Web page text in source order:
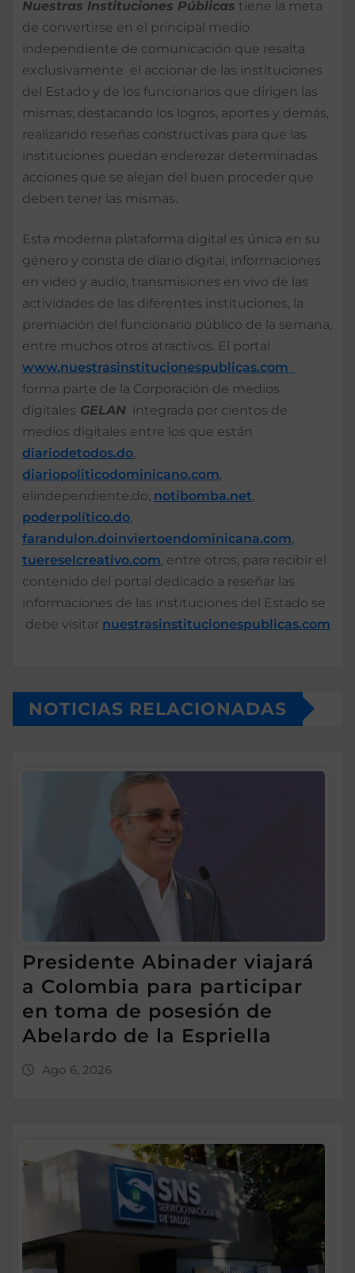
Nuestras Instituciones Públicas tiene la meta
de convertirse en el principal medio
independiente de comunicación que resalta
exclusivamente el accionar de las instituciones
del Estado y de los funcionarios que dirigen las
mismas; destacando los logros, aportes y demás,
realizando reseñas constructivas para que las
instituciones puedan enderezar determinadas
acciones que se alejan del buen proceder que
deben tener las mismas.
Esta moderna plataforma digital es única en su
género y consta de diario digital, informaciones
en video y audio, transmisiones en vivo de las
actividades de las diferentes instituciones, la
premiación del funcionario público de la semana,
entre muchos otros atractivos. El portal
www.nuestrasinstitucionespublicas.com
forma parte de la Corporación de medios
digitales GELAN integrada por cientos de
medios digitales entre los que están
diariodetodos.do,
diariopoliticodominicano.com,
elindependiente.do, notibomba.net,
poderpolítico.do,
farandulon.doinviertoendominicana.com,
tuereselcreativo.com, entre otros, para recibir el
contenido del portal dedicado a reseñar las
informaciones de las instituciones del Estado se
debe visitar nuestrasinstitucionespublicas.com
NOTICIAS RELACIONADAS
Presidente Abinader viajará
a Colombia para participar
en toma de posesión de
Abelardo de la Espriella
Ago 6, 2026